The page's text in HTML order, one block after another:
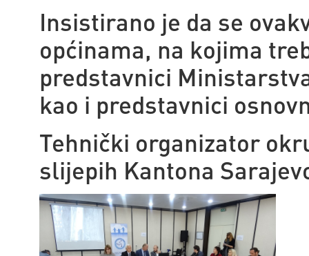
Insistirano je da se
općinama, na kojima
predstavnici
kao i predstavnici
Tehnički organizator
slijepih Kantona